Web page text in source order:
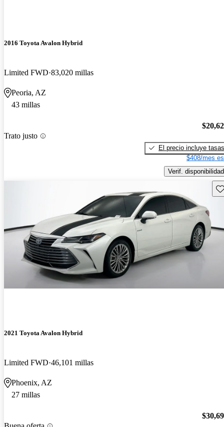
2016 Toyota Avalon Hybrid
Limited FWD 83,020 millas
Peoria, AZ
43 millas
Trato justo
El precio incluye tasas
$408/mes
Verif. disponibilidad
2021 Toyota Avalon Hybrid
Limited FWD 46,101 millas
Phoenix, AZ
27 millas